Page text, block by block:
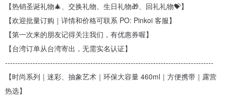
【热销圣诞礼物🎄、交换礼物、生日礼物🎁、回礼礼物💝】
【欢迎批量订购｜详情和价格可联系 PO: Pinkoi 客服】
【第一次来的朋友记得关注我们，有优惠券喔】
【台湾订单从台湾寄出，无需实名认证】
-----------------------------------------------------------------------------------
【时尚系列｜迷彩、抽象艺术｜环保大容量 460ml｜方便携带｜露营
热选】